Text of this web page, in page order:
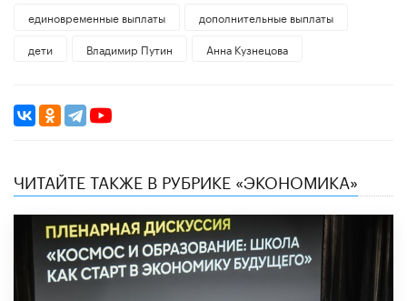
единовременные выплаты
дополнительные выплаты
дети
Владимир Путин Анна Кузнецова
ЧИТАЙТЕ ТАКЖЕ В РУБРИКЕ «ЭКОНОМИКА»